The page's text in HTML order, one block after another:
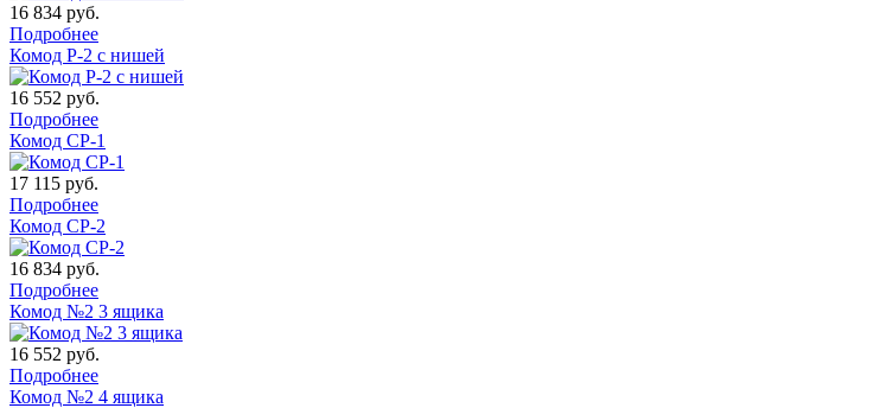
16 834 руб.
Подробнее
Комод Р-2 с нишей
16 552 руб.
Подробнее
Комод СР-1
17 115 руб.
Подробнее
Комод СР-2
16 834 руб.
Подробнее
Комод №2 3 ящика
16 552 руб.
Подробнее
Комод №2 4 ящика